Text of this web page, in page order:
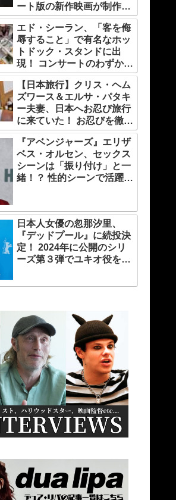
ート版の新作映画が制作
中！ 元祖『ジュラシック・
パーク』の脚本家デヴィッ
ド・コープが関与
エド・シーラン、「客を侮
辱すること」で有名なホッ
トドック・スタンドに出
現！ コンサートのわずか数
時間前なのに・・カウンタ
ーからホットドックを提
供、ファンは大興奮［写真
あり］
【日本旅行】クリス・ヘム
ズワース＆エルサ・パタキ
ー夫妻、日本へお忍び旅行
に来ていた！ お忍びを徹底
する理由については「（家
族の）写真を撮られるとキ
レそうになる」からという
過去の発言も
『アベンジャーズ』エリザ
ベス・オルセン、セックス
シーンは「振り付け」と一
緒！？ 性的シーンで活躍す
ついても語る
日本人女優の忽那汐里、
『デッドプール』に続投決
定！ 2024年に公開のシリ
ーズ第３弾でユキオ役を再